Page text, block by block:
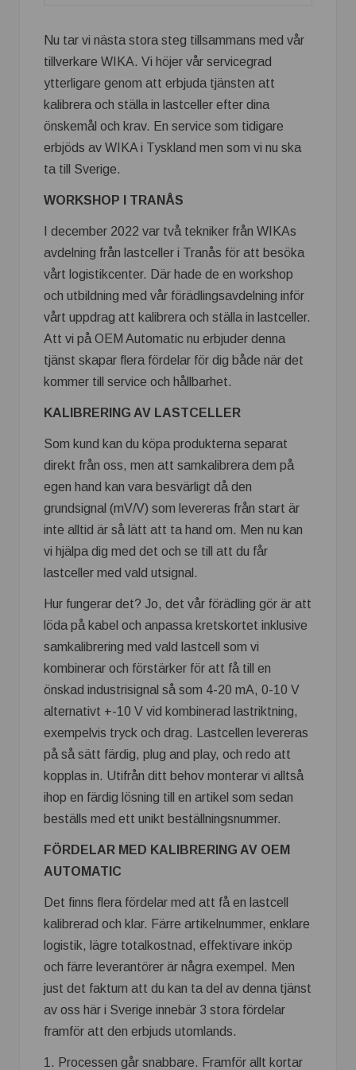
Nu tar vi nästa stora steg tillsammans med vår
tillverkare WIKA. Vi höjer vår servicegrad
ytterligare genom att erbjuda tjänsten att
kalibrera och ställa in lastceller efter dina
önskemål och krav. En service som tidigare
erbjöds av WIKA i Tyskland men som vi nu ska
ta till Sverige.
WORKSHOP I TRANÅS
I december 2022 var två tekniker från WIKAs
avdelning från lastceller i Tranås för att besöka
vårt logistikcenter. Där hade de en workshop
och utbildning med vår förädlingsavdelning inför
vårt uppdrag att kalibrera och ställa in lastceller.
Att vi på OEM Automatic nu erbjuder denna
tjänst skapar flera fördelar för dig både när det
kommer till service och hållbarhet.
KALIBRERING AV LASTCELLER
Som kund kan du köpa produkterna separat
direkt från oss, men att samkalibrera dem på
egen hand kan vara besvärligt då den
grundsignal (mV/V) som levereras från start är
inte alltid är så lätt att ta hand om. Men nu kan
vi hjälpa dig med det och se till att du får
lastceller med vald utsignal.
Hur fungerar det? Jo, det vår förädling gör är att
löda på kabel och anpassa kretskortet inklusive
samkalibrering med vald lastcell som vi
kombinerar och förstärker för att få till en
önskad industrisignal så som 4-20 mA, 0-10 V
alternativt +-10 V vid kombinerad lastriktning,
exempelvis tryck och drag. Lastcellen levereras
på så sätt färdig, plug and play, och redo att
kopplas in. Utifrån ditt behov monterar vi alltså
ihop en färdig lösning till en artikel som sedan
beställs med ett unikt beställningsnummer.
FÖRDELAR MED KALIBRERING AV OEM
AUTOMATIC
Det finns flera fördelar med att få en lastcell
kalibrerad och klar. Färre artikelnummer, enklare
logistik, lägre totalkostnad, effektivare inköp
och färre leverantörer är några exempel. Men
just det faktum att du kan ta del av denna tjänst
av oss här i Sverige innebär 3 stora fördelar
framför att den erbjuds utomlands.
1. Processen går snabbare. Framför allt kortar